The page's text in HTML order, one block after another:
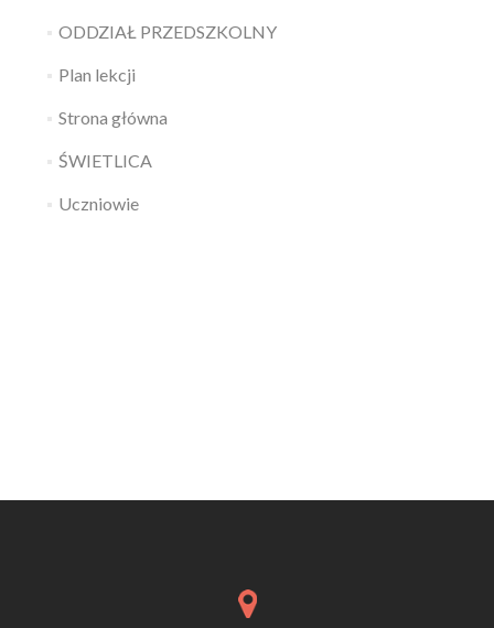
ODDZIAŁ PRZEDSZKOLNY
Plan lekcji
Strona główna
ŚWIETLICA
Uczniowie